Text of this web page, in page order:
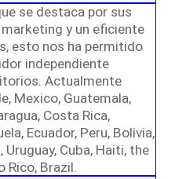
se destaca por sus
y un eficiente
esto nos ha permitido
independiente
Actualmente
Mexico, Guatemala,
Costa Rica,
Ecuador, Peru, Bolivia,
Uruguay, Cuba, Haiti, the
Rico, Brazil.